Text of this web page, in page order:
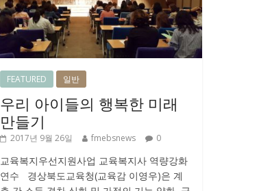
FEATURED 일반
우리 아이들의 행복한 미래
만들기
2017년 9월 26일 fmebsnews 0
교육복지우선지원사업 교육복지사 역량강화
연수 경상북도교육청(교육감 이영우)은 계